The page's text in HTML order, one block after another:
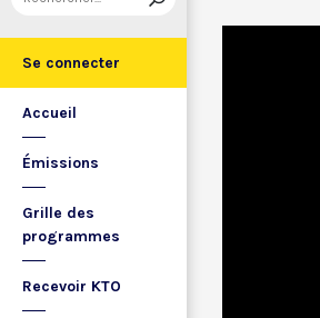
Se connecter
Accueil
Émissions
Grille des
programmes
Recevoir KTO